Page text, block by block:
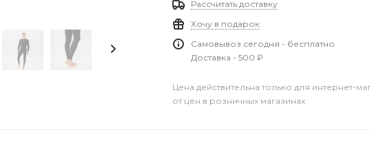
Рассчитать доставку
Хочу в подарок
Самовывоз сегодня - бесплатно
Доставка - 500 ₽
Цена действительна только для интернет-
от цен в розничных магазинах